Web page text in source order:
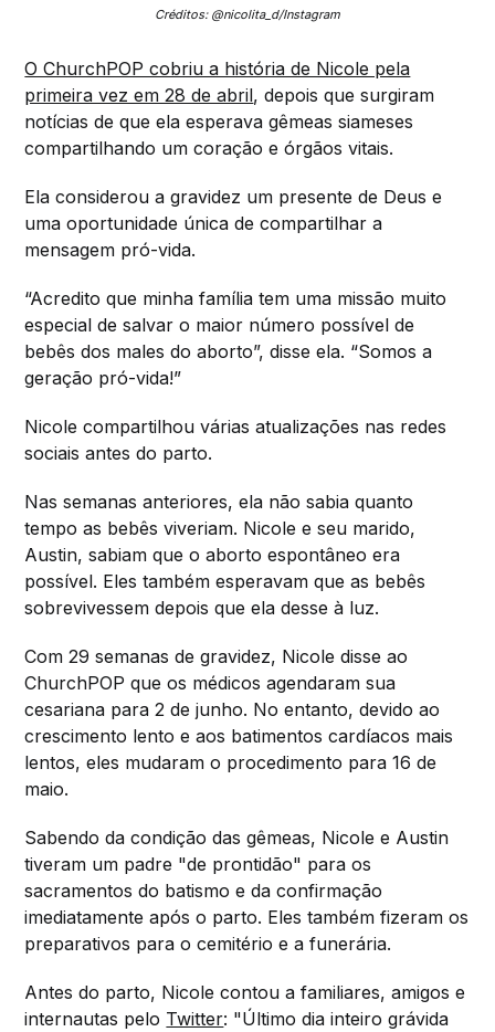
Créditos: @nicolita_d/Instagram
O ChurchPOP cobriu a história de Nicole pela
primeira vez em 28 de abril, depois que surgiram
notícias de que ela esperava gêmeas siameses
compartilhando um coração e órgãos vitais.
Ela considerou a gravidez um presente de Deus e
uma oportunidade única de compartilhar a
mensagem pró-vida.
“Acredito que minha família tem uma missão muito
especial de salvar o maior número possível de
bebês dos males do aborto”, disse ela. “Somos a
geração pró-vida!”
Nicole compartilhou várias atualizações nas redes
sociais antes do parto.
Nas semanas anteriores, ela não sabia quanto
tempo as bebês viveriam. Nicole e seu marido,
Austin, sabiam que o aborto espontâneo era
possível. Eles também esperavam que as bebês
sobrevivessem depois que ela desse à luz.
Com 29 semanas de gravidez, Nicole disse ao
ChurchPOP que os médicos agendaram sua
cesariana para 2 de junho. No entanto, devido ao
crescimento lento e aos batimentos cardíacos mais
lentos, eles mudaram o procedimento para 16 de
maio.
Sabendo da condição das gêmeas, Nicole e Austin
tiveram um padre "de prontidão" para os
sacramentos do batismo e da confirmação
imediatamente após o parto. Eles também fizeram os
preparativos para o cemitério e a funerária.
Antes do parto, Nicole contou a familiares, amigos e
internautas pelo Twitter: "Último dia inteiro grávida